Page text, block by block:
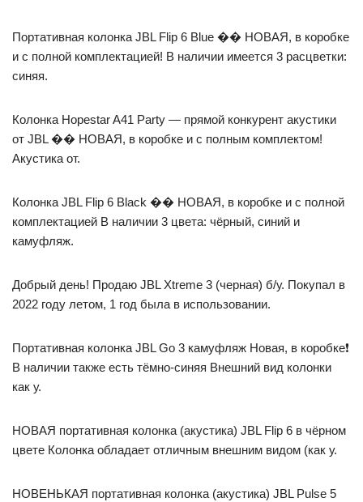
Портативная колонка JBL Flip 6 Blue �� НОВАЯ, в коробке
и с полной комплектацией! В наличии имеется 3 расцветки:
синяя.
Колонка Hopestar A41 Party — прямой конкурент акустики
от JBL �� НОВАЯ, в коробке и с полным комплектом!
Акустика от.
Колонка JBL Flip 6 Black �� НОВАЯ, в коробке и с полной
комплектацией В наличии 3 цвета: чёрный, синий и
камуфляж.
Добрый день! Продаю JBL Xtreme 3 (черная) б/у. Покупал в
2022 году летом, 1 год была в использовании.
Портативная колонка JBL Go 3 камуфляж Новая, в коробке❗
В наличии также есть тёмно-синяя Внешний вид колонки
как у.
НОВАЯ портативная колонка (акустика) JBL Flip 6 в чёрном
цвете Колонка обладает отличным внешним видом (как у.
НОВЕНЬКАЯ портативная колонка (акустика) JBL Pulse 5